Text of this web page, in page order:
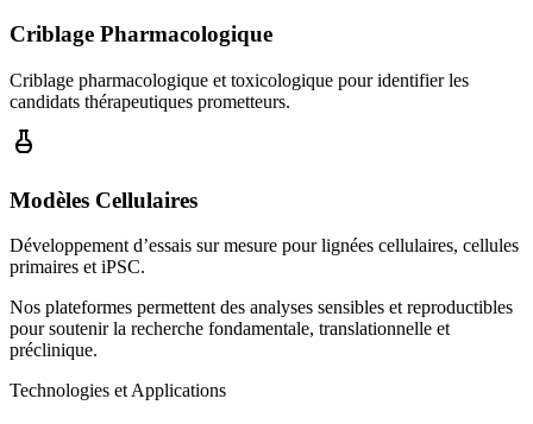
Criblage Pharmacologique
Criblage pharmacologique et toxicologique pour identifier les
candidats thérapeutiques prometteurs.
Modèles Cellulaires
Développement d’essais sur mesure pour lignées cellulaires, cellules
primaires et iPSC.
Nos plateformes permettent des analyses sensibles et reproductibles
pour soutenir la recherche fondamentale, translationnelle et
préclinique.
Technologies et Applications